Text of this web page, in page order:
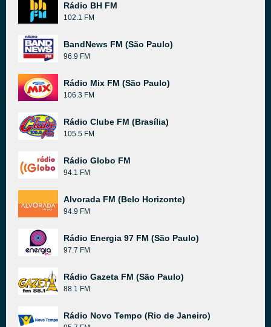
Rádio BH FM
102.1 FM
BandNews FM (São Paulo)
96.9 FM
Rádio Mix FM (São Paulo)
106.3 FM
Rádio Clube FM (Brasília)
105.5 FM
Rádio Globo FM
94.1 FM
Alvorada FM (Belo Horizonte)
94.9 FM
Rádio Energia 97 FM (São Paulo)
97.7 FM
Rádio Gazeta FM (São Paulo)
88.1 FM
Rádio Novo Tempo (Rio de Janeiro)